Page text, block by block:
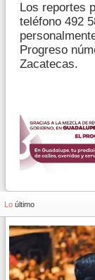
Los reportes
teléfono 492
Progreso
Zacatecas.
Lo último